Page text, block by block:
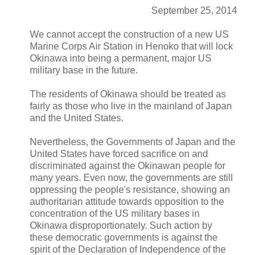
September 25, 2014
We cannot accept the construction of a new US
Marine Corps Air Station in Henoko that will lock
Okinawa into being a permanent, major US
military base in the future.
The residents of Okinawa should be treated as
fairly as those who live in the mainland of Japan
and the United States.
Nevertheless, the Governments of Japan and the
United States have forced sacrifice on and
discriminated against the Okinawan people for
many years. Even now, the governments are still
oppressing the people's resistance, showing an
authoritarian attitude towards opposition to the
concentration of the US military bases in
Okinawa disproportionately. Such action by
these democratic governments is against the
spirit of the Declaration of Independence of the